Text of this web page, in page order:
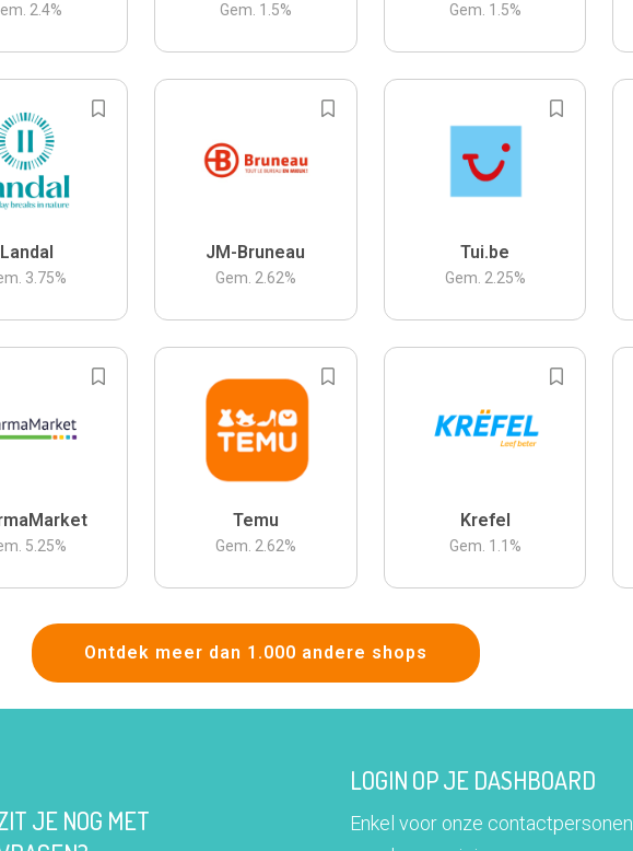
2.4% Gem. 1.5% Gem. 1.5%
Landal
3.75%
JM-Bruneau
Gem. 2.62%
Tui.be
Gem. 2.25%
5.25%
Temu
Gem. 2.62%
Krefel
Gem. 1.1 %
Ontdek meer dan 1.000 andere shops
JE NOG MET
LOGIN OP JE DASHBOARD
Enkel voor onze contactpersonen